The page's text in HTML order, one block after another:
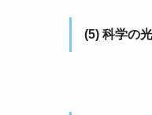
(5) 科学の